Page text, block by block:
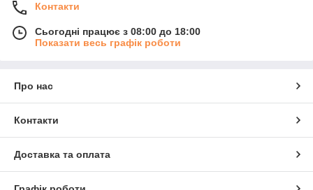
Контакти
Сьогодні працює з 08:00 до 18:00
Показати весь графік роботи
Про нас
Контакти
Доставка та оплата